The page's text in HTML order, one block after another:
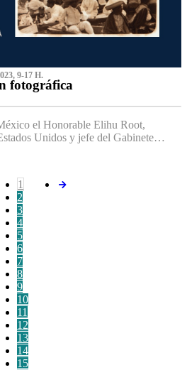
9-17 H.
fotográfica
el Honorable Elihu Root,
Unidos y jefe del Gabinete…
1
2
3
4
5
6
7
8
9
10
11
12
13
14
15